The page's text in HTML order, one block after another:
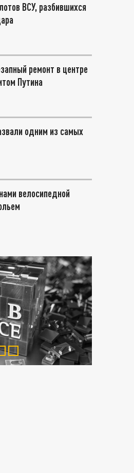
ВСУ, разбившихся
ремонт в центре
Путина
одним из самых
велосипедной